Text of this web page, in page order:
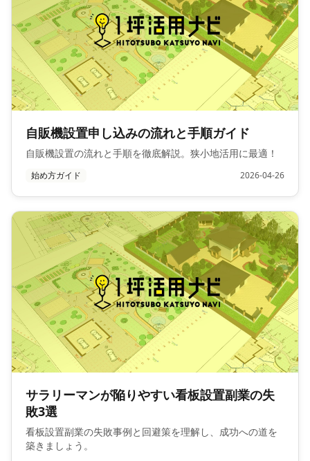
自販機設置申し込みの流れと手順ガイド
自販機設置の流れと手順を徹底解説。狭小地活用に最適！
始め方ガイド 2026-04-26
サラリーマンが陥りやすい看板設置副業の失
敗3選
看板設置副業の失敗事例と回避策を理解し、成功への道を
築きましょう。